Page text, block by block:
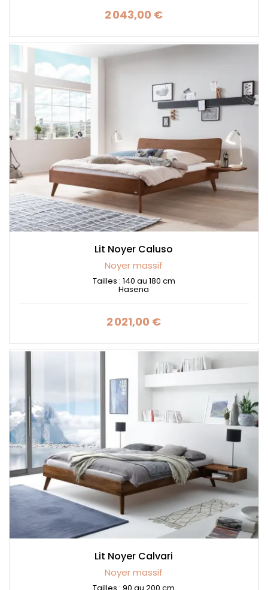
Prix
2 043,00 €
Lit Noyer Caluso
Noyer massif
Tailles : 140 au 180 cm
Hasena
Prix
2 021,00 €
Lit Noyer Calvari
Noyer massif